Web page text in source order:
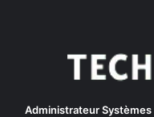
Administrateur Systèmes